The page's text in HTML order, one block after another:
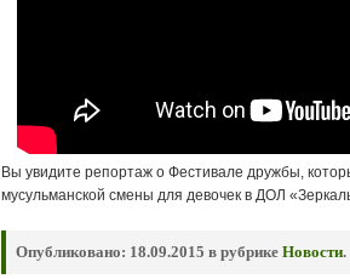
Вы увидите репортаж о Фестивале дружбы,
мусульманской смены для девочек в ДОЛ
Опубликовано: 18.09.2015 в рубрике Новости.